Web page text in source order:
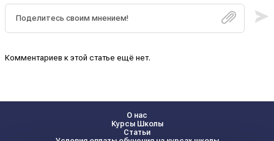
Комментариев к этой статье ещё нет.
О нас
Курсы Школы
Статьи